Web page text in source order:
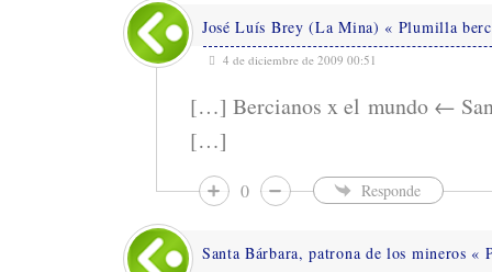
José Luís Brey (La Mina) « Plumilla
4 de diciembre de 2009 00:51
[…] Bercianos x el mundo ←
[…]
0 Responde
Santa Bárbara, patrona de los mineros «